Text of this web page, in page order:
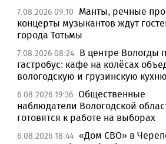
7.08.2026 09:10
Манты, речные
концерты музыкантов ждут
города Тотьмы
7.08.2026 08:24 В центре Вологды
гастробус: кафе на колёсах
вологодскую и грузинскую кухню
6.08.2026 19:36 Общественные
наблюдатели Вологодской
готовятся к работе на выборах
6.08.2026 18:44 «Дом СВО» в